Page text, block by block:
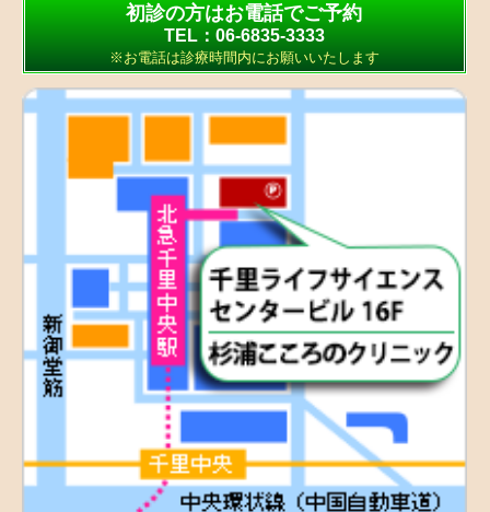
初診の方はお電話でご予約
TEL：06-6835-3333
※お電話は診療時間内にお願いいたします